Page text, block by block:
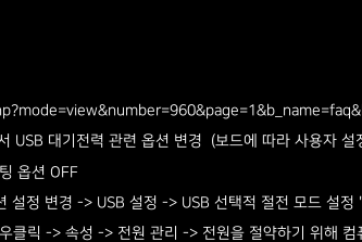
정에서 USB 대기전력 관련 옵션 변경 ​ (보드
션 OFF
설정 -> USB 선택적 절전 모드 설정 "사
전원 관리 -> 전원을 절약하기 위해 컴퓨터가